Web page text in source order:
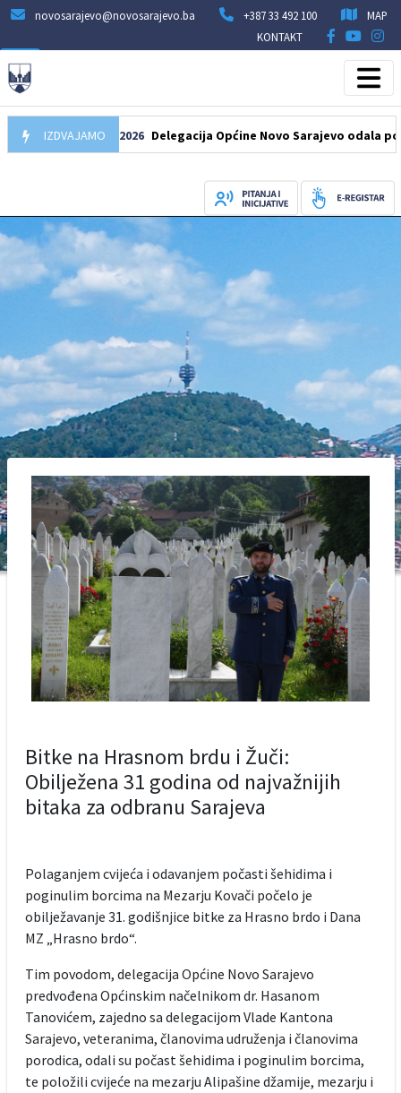
novosarajevo@novosarajevo.ba +387 33 492 100
MAP
KONTAKT
IZDVAJAMO
07.08.2026 Delegacija Općine Novo Sarajevo odala počast
Bitke na Hrasnom brdu i Žuči:
Obilježena 31 godina od najvažnijih
bitaka za odbranu Sarajeva
Polaganjem cvijeća i odavanjem počasti šehidima i
poginulim borcima na Mezarju Kovači počelo je
obilježavanje 31. godišnjice bitke za Hrasno brdo i Dana
MZ „Hrasno brdo“.
Tim povodom, delegacija Općine Novo Sarajevo
predvođena Općinskim načelnikom dr. Hasanom
Tanovićem, zajedno sa delegacijom Vlade Kantona
Sarajevo, veteranima, članovima udruženja i članovima
porodica, odali su počast šehidima i poginulim borcima,
te položili cvijeće na mezarju Alipašine džamije, mezarju i